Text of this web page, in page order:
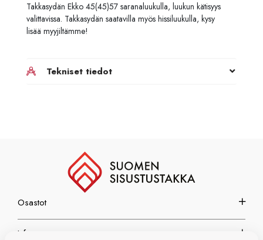
Takkasydän Ekko 45(45)57 saranaluukulla, luukun kätisyys
valittavissa. Takkasydän saatavilla myös hissiluukulla, kysy
lisää myyjiltämme!
Tekniset tiedot
Osastot
Info